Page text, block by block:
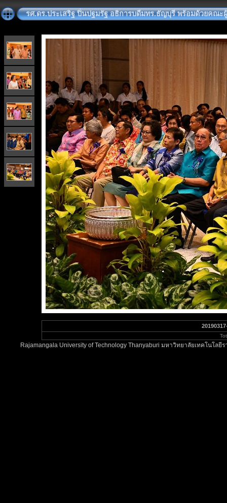
รศ.ดร.ประเสริฐ ปิ่นปฐมรัฐ อธิการบดีมทร.ธัญบุรี พร้อมด้วยคณ
Rajamangala University of Technology Thanyaburi มหาวิทยาลัยเทคโนโ